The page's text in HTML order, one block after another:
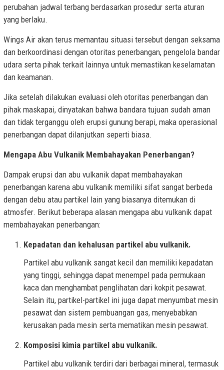
perubahan jadwal terbang berdasarkan prosedur serta aturan
yang berlaku.
Wings Air akan terus memantau situasi tersebut dengan seksama
dan berkoordinasi dengan otoritas penerbangan, pengelola bandar
udara serta pihak terkait lainnya untuk memastikan keselamatan
dan keamanan.
Jika setelah dilakukan evaluasi oleh otoritas penerbangan dan
pihak maskapai, dinyatakan bahwa bandara tujuan sudah aman
dan tidak terganggu oleh erupsi gunung berapi, maka operasional
penerbangan dapat dilanjutkan seperti biasa.
Mengapa Abu Vulkanik Membahayakan Penerbangan?
Dampak erupsi dan abu vulkanik dapat membahayakan
penerbangan karena abu vulkanik memiliki sifat sangat berbeda
dengan debu atau partikel lain yang biasanya ditemukan di
atmosfer. Berikut beberapa alasan mengapa abu vulkanik dapat
membahayakan penerbangan:
Kepadatan dan kehalusan partikel abu vulkanik.
Partikel abu vulkanik sangat kecil dan memiliki kepadatan
yang tinggi, sehingga dapat menempel pada permukaan
kaca dan menghambat penglihatan dari kokpit pesawat.
Selain itu, partikel-partikel ini juga dapat menyumbat mesin
pesawat dan sistem pembuangan gas, menyebabkan
kerusakan pada mesin serta mematikan mesin pesawat.
Komposisi kimia partikel abu vulkanik.
Partikel abu vulkanik terdiri dari berbagai mineral, termasuk